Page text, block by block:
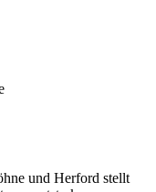
und Herford stellt